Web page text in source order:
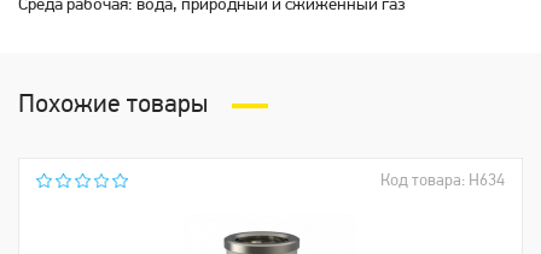
Среда рабочая: вода, природный и сжиженный газ
Похожие товары
Код товара: Н634